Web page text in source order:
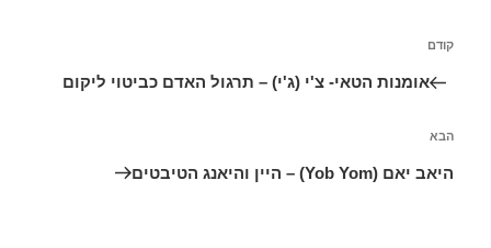
קודם
אומנות הטאי- צ'י (ג'י) – תרגול האדם כביטוי ליקום
הבא
היאב יאם (Yob Yom) – היין והיאנג הטיבטים